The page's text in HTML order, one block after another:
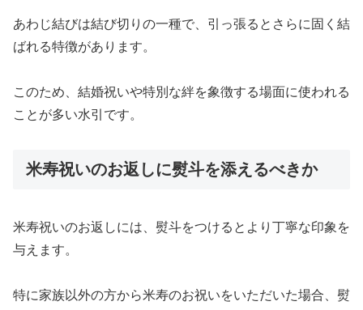
あわじ結びは結び切りの一種で、引っ張るとさらに固く結
ばれる特徴があります。
このため、結婚祝いや特別な絆を象徴する場面に使われる
ことが多い水引です。
米寿祝いのお返しに熨斗を添えるべきか
米寿祝いのお返しには、熨斗をつけるとより丁寧な印象を
与えます。
特に家族以外の方から米寿のお祝いをいただいた場合、熨